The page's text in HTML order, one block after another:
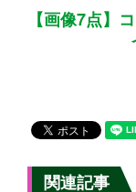
【画像7点】
関連記事